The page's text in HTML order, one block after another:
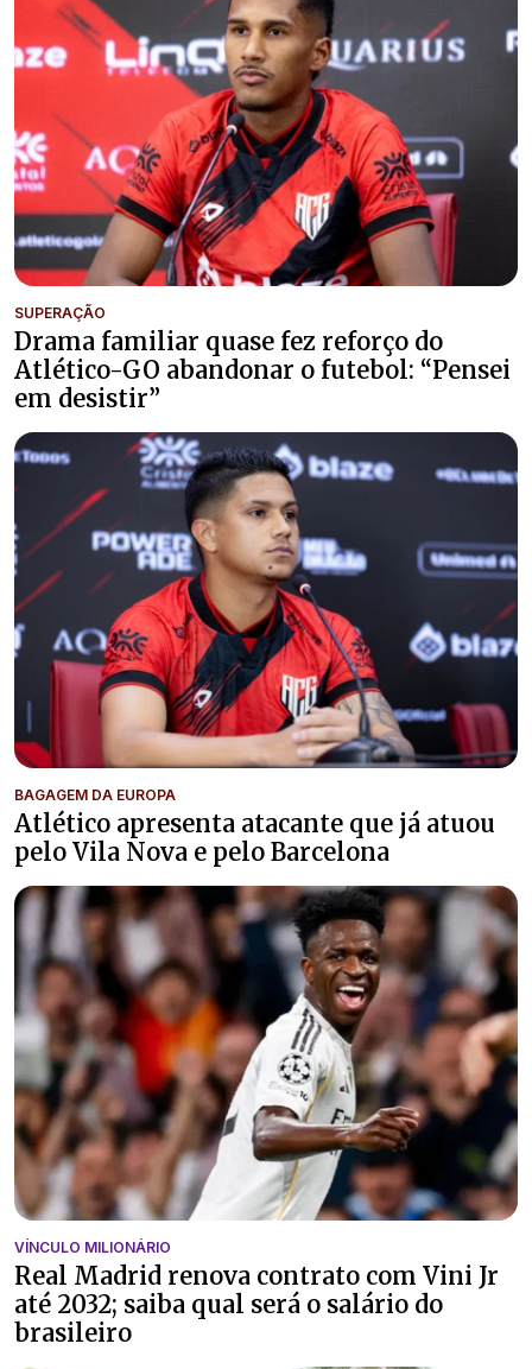
SUPERAÇÃO
Drama familiar quase fez reforço do
Atlético-GO abandonar o futebol: “Pensei
em desistir”
BAGAGEM DA EUROPA
Atlético apresenta atacante que já atuou
pelo Vila Nova e pelo Barcelona
VÍNCULO MILIONÁRIO
Real Madrid renova contrato com Vini Jr
até 2032; saiba qual será o salário do
brasileiro